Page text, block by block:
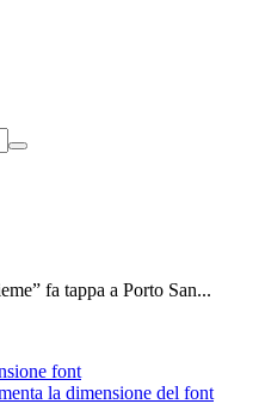
fa tappa a Porto San...
font
la dimensione del font